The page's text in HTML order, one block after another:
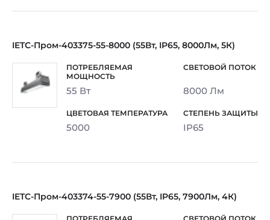
IETC-Пром-403375-55-8000 (55Вт, IP65, 8000Лм, 5К)
55 Вт 8000 Лм
5000 IP65
IETC-Пром-403374-55-7900 (55Вт, IP65, 7900Лм, 4К)